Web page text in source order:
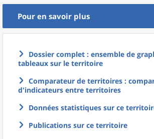
Pour en savoir plus
Dossier complet : ensemble de
tableaux sur le territoire
Comparateur de territoires :
d'indicateurs entre territoires
Données statistiques sur ce
Publications sur ce territoire